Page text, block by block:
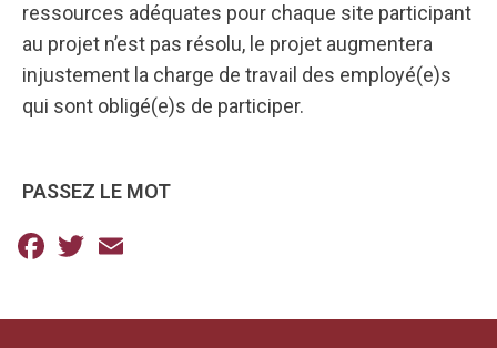
ressources adéquates pour chaque site participant
au projet n’est pas résolu, le projet augmentera
injustement la charge de travail des employé(e)s
qui sont obligé(e)s de participer.
PASSEZ LE MOT
Facebook
Twitter